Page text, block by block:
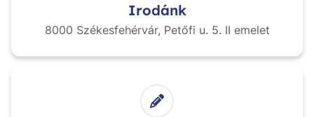
Irodánk
8000 Székesfehérvár, Petőfi u. 5. II emelet